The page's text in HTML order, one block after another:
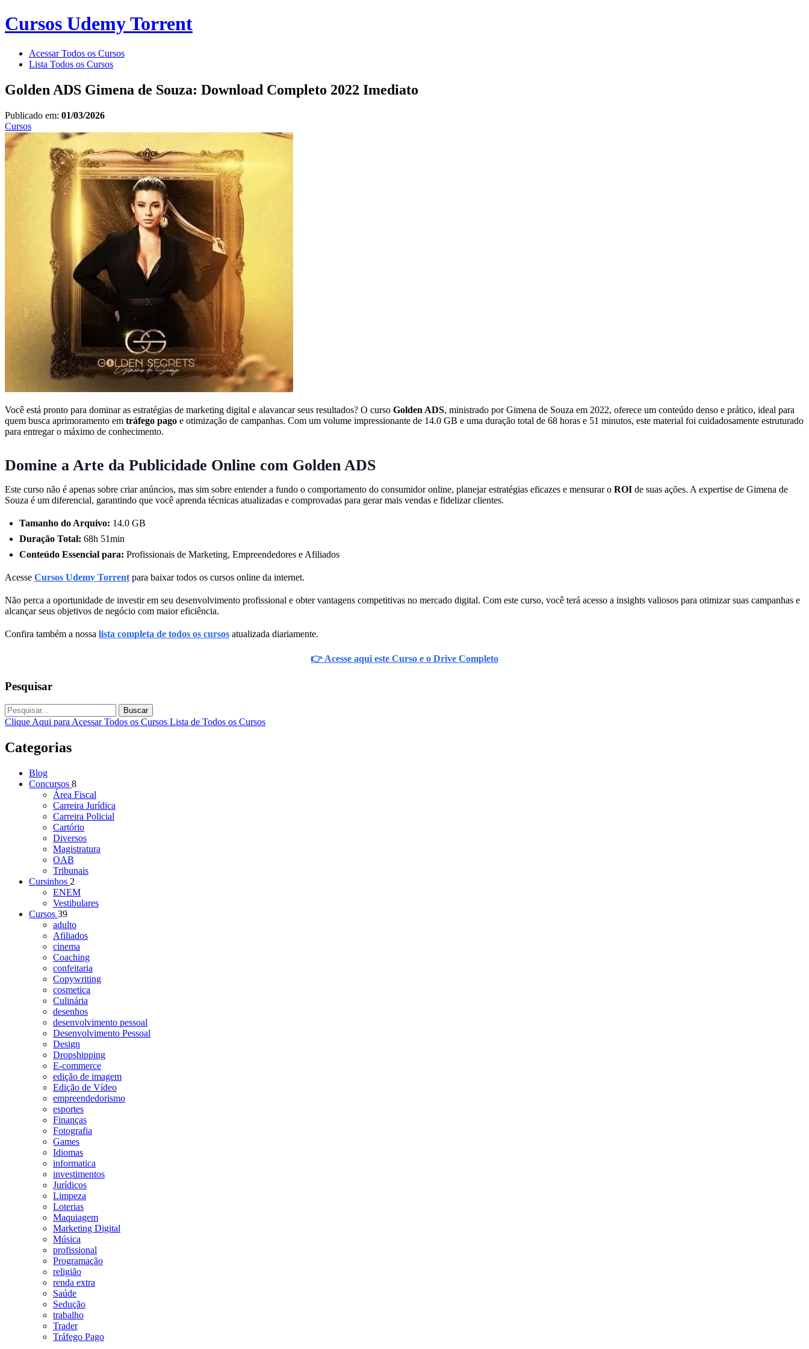
Cursos Udemy Torrent
Acessar Todos os Cursos
Lista Todos os Cursos
Golden ADS Gimena de Souza: Download Completo 2022 Imediato
Publicado em: 01/03/2026
Cursos
Você está pronto para dominar as estratégias de marketing digital e alavancar seus resultados? O curso Golden ADS, ministrado por Gimena de Souza em 2022, oferece um conteúdo denso e prático, ideal para
quem busca aprimoramento em tráfego pago e otimização de campanhas. Com um volume impressionante de 14.0 GB e uma duração total de 68 horas e 51 minutos, este material foi cuidadosamente estruturado
para entregar o máximo de conhecimento.
Domine a Arte da Publicidade Online com Golden ADS
Este curso não é apenas sobre criar anúncios, mas sim sobre entender a fundo o comportamento do consumidor online, planejar estratégias eficazes e mensurar o ROI de suas ações. A expertise de Gimena de
Souza é um diferencial, garantindo que você aprenda técnicas atualizadas e comprovadas para gerar mais vendas e fidelizar clientes.
Tamanho do Arquivo: 14.0 GB
Duração Total: 68h 51min
Conteúdo Essencial para: Profissionais de Marketing, Empreendedores e Afiliados
Acesse Cursos Udemy Torrent para baixar todos os cursos online da internet.
Não perca a oportunidade de investir em seu desenvolvimento profissional e obter vantagens competitivas no mercado digital. Com este curso, você terá acesso a insights valiosos para otimizar suas campanhas e
alcançar seus objetivos de negócio com maior eficiência.
Confira também a nossa lista completa de todos os cursos atualizada diariamente.
👉 Acesse aqui este Curso e o Drive Completo
Pesquisar
Buscar
Clique Aqui para Acessar Todos os Cursos Lista de Todos os Cursos
Categorias
Blog
Concursos 8
Área Fiscal
Carreira Jurídica
Carreira Policial
Cartório
Diversos
Magistratura
OAB
Tribunais
Cursinhos 2
ENEM
Vestibulares
Cursos 39
adulto
Afiliados
cinema
Coaching
confeitaria
Copywriting
cosmetica
Culinária
desenhos
desenvolvimento pessoal
Desenvolvimento Pessoal
Design
Dropshipping
E-commerce
edição de imagem
Edição de Vídeo
empreendedorismo
esportes
Finanças
Fotografia
Games
Idiomas
informatica
investimentos
Jurídicos
Limpeza
Loterias
Maquiagem
Marketing Digital
Música
profissional
Programação
religião
renda extra
Saúde
Sedução
trabalho
Trader
Tráfego Pago